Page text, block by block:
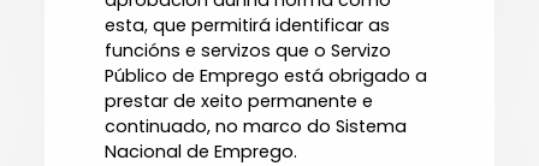
esta, que permitirá identificar as
funcións e servizos que o Servizo
Público de Emprego está obrigado a
prestar de xeito permanente e
continuado, no marco do Sistema
Nacional de Emprego.